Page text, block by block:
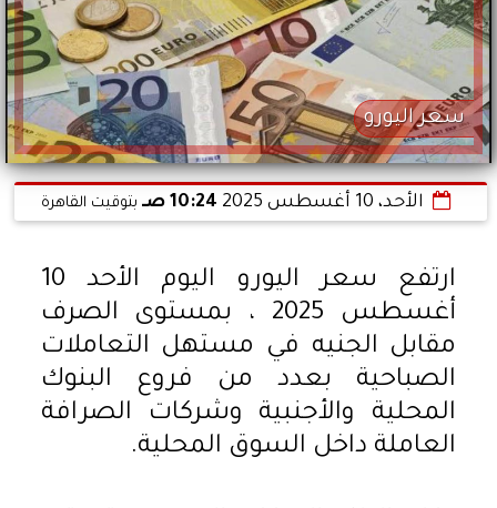
سعر اليورو
الأحد، 10 أغسطس 2025 10:24 صـ بتوقيت القاهرة
ارتفع سعر اليورو اليوم الأحد 10
أغسطس 2025 ، بمستوى الصرف
مقابل الجنيه في مستهل التعاملات
الصباحية بعدد من فروع البنوك
المحلية والأجنبية وشركات الصرافة
العاملة داخل السوق المحلية.